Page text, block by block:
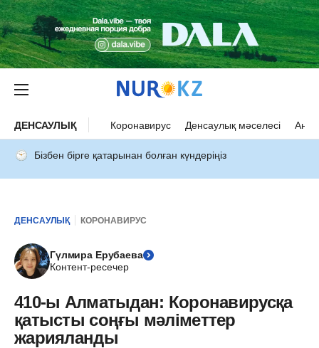
ДЕНСАУЛЫҚ Коронавирус Денсаулық мәселесі Ана
Бізбен бірге қатарынан болған күндеріңіз
ДЕНСАУЛЫҚ КОРОНАВИРУС
Гүлмира Ерубаева
Контент-ресечер
410-ы Алматыдан: Коронавирусқа
қатысты соңғы мәліметтер
жарияланды